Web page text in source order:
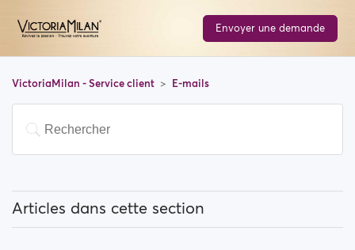
Envoyer une demande
VictoriaMilan - Service client E-mails
Articles dans cette section